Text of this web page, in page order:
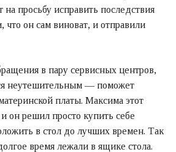
на просьбу исправить последствия
что он сам виноват, и отправили
в пару сервисных центров,
неутешительным — поможет
платы. Максима этот
он решил просто купить себе
в стол до лучших времен. Так
время лежали в ящике стола.